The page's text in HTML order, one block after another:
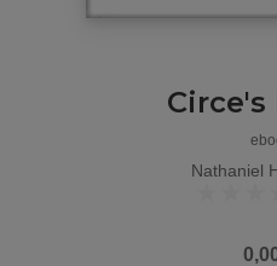
Circe's
Nathaniel